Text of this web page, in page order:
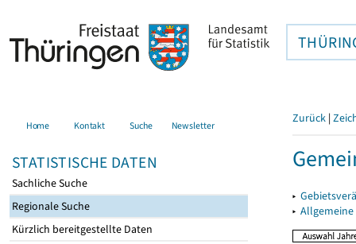
Home Kontakt Suche Newsletter
STATISTISCHE DATEN
Sachliche Suche
Regionale Suche
Kürzlich bereitgestellte Daten
Zurück |
▸
▸